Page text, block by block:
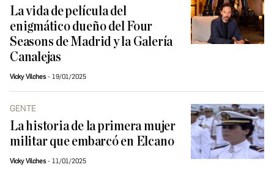
La vida de película del
enigmático dueño del Four
Seasons de Madrid y la Galería
Canalejas
Vicky Vilches 19/01/2025
GENTE
La historia de la primera mujer
militar que embarcó en Elcano
Vicky Vilches 11/01/2025